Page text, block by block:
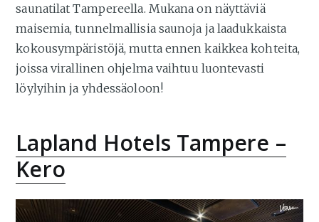
saunatilat Tampereella. Mukana on näyttäviä
maisemia, tunnelmallisia saunoja ja laadukkaista
kokousympäristöjä, mutta ennen kaikkea kohteita,
joissa virallinen ohjelma vaihtuu luontevasti
löylyihin ja yhdessäoloon!
Lapland Hotels Tampere –
Kero